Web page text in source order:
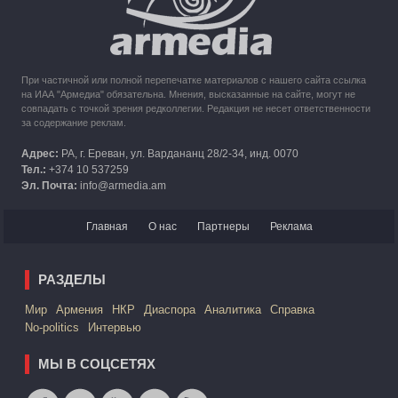
При частичной или полной перепечатке материалов с нашего сайта ссылка
на ИАА "Армедиа" обязательна. Мнения, высказанные на сайте, могут не
совпадать с точкой зрения редколлегии. Редакция не несет ответственности
за содержание реклам.
Адрес: РА, г. Ереван, ул. Вардананц 28/2-34, инд. 0070
Тел.: +374 10 537259
Эл. Почта: info@armedia.am
Главная О нас Партнеры Реклама
РАЗДЕЛЫ
Mир Армения НКР Диаспора Аналитика
Справка
No-politics
Интервью
МЫ В СОЦСЕТЯХ